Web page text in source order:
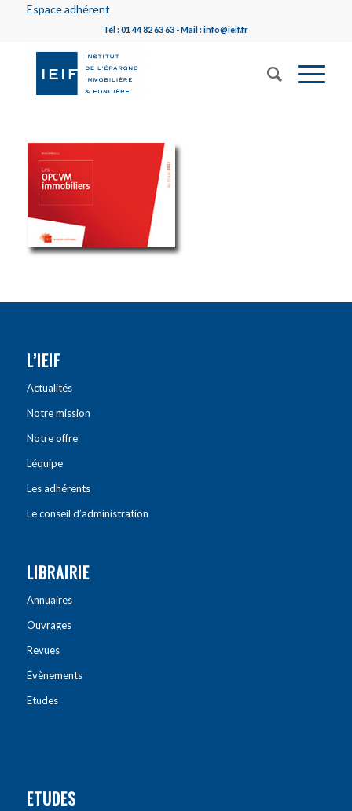
Espace adhérent
Tél : 01 44 82 63 63 - Mail : info@ieif.fr
L’IEIF
Actualités
Notre mission
Notre offre
L’équipe
Les adhérents
Le conseil d’administration
LIBRAIRIE
Annuaires
Ouvrages
Revues
Évènements
Etudes
ETUDES